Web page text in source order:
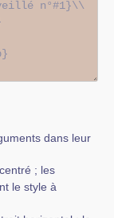
dans leur
; les
le style à